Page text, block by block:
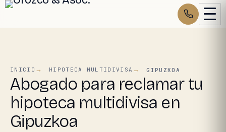
INICIO HIPOTECA MULTIDIVISA GIPUZKOA
Abogado para reclamar tu
hipoteca multidivisa en
Gipuzkoa